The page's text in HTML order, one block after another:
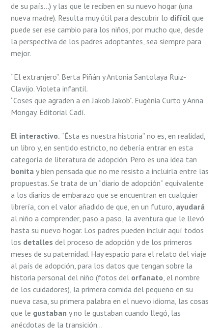
de su país…) y las que le reciben en su nuevo hogar (una
nueva madre). Resulta muy útil para descubrir lo difícil que
puede ser ese cambio para los niños, por mucho que, desde
la perspectiva de los padres adoptantes, sea siempre para
mejor.
“El extranjero”. Berta Piñán y Antonia Santolaya Ruiz-
Clavijo. Violeta infantil.
“Coses que agraden a en Jakob Jakob”. Eugènia Curto y Anna
Mongay. Editorial Cadí.
El interactivo. “Ésta es nuestra historia” no es, en realidad,
un libro y, en sentido estricto, no debería entrar en esta
categoría de literatura de adopción. Pero es una idea tan
bonita y bien pensada que no me resisto a incluirla entre las
propuestas. Se trata de un “diario de adopción” equivalente
a los diarios de embarazo que se encuentran en cualquier
librería, con el valor añadido de que, en un futuro, ayudará
al niño a comprender, paso a paso, la aventura que le llevó
hasta su nuevo hogar. Los padres pueden incluir aquí todos
los detalles del proceso de adopción y de los primeros
meses de su paternidad. Hay espacio para el relato del viaje
al país de adopción, para los datos que tengan sobre la
historia personal del niño (fotos del orfanato, el nombre
de los cuidadores), la primera comida del pequeño en su
nueva casa, su primera palabra en el nuevo idioma, las cosas
que le gustaban y no le gustaban cuando llegó, las
anécdotas de la transición…